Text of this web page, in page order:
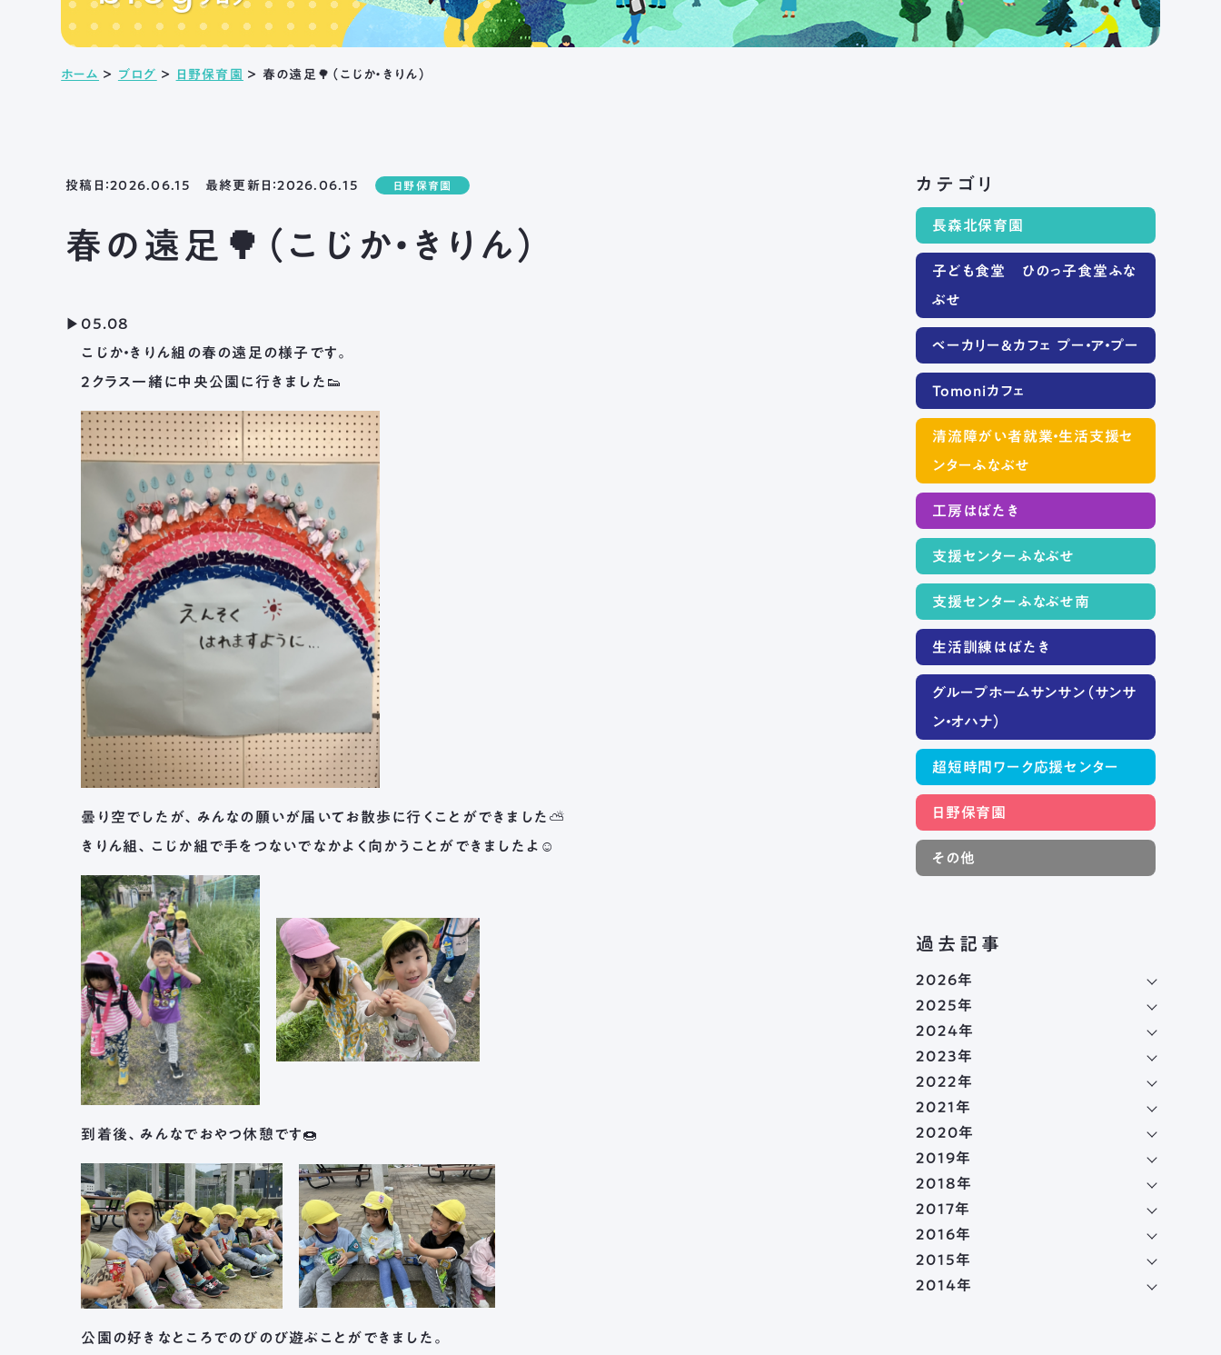
ホーム ＞ ブログ ＞ 日野保育園 ＞ 春の遠足🌳（こじか・きりん）
投稿日：2026.06.15 最終更新日：2026.06.15 日野保育園
春の遠足🌳（こじか・きりん）
▶05.08
こじか・きりん組の春の遠足の様子です。
２クラス一緒に中央公園に行きました👟
曇り空でしたが、みんなの願いが届いてお散歩に行くことができました⛅
きりん組、こじか組で手をつないでなかよく向かうことができましたよ☺
到着後、みんなでおやつ休憩です🍩
公園の好きなところでのびのび遊ぶことができました。
カテゴリ
長森北保育園
子ども食堂 ひのっ子食堂ふな
ぶせ
ベーカリー＆カフェ プー・ア・プー
Tomoniカフェ
清流障がい者就業・生活支援セ
ンターふなぶせ
工房はばたき
支援センターふなぶせ
支援センターふなぶせ南
生活訓練はばたき
グループホームサンサン（サンサ
ン・オハナ）
超短時間ワーク応援センター
日野保育園
その他
過去記事
2026年
2025年
2024年
2023年
2022年
2021年
2020年
2019年
2018年
2017年
2016年
2015年
2014年